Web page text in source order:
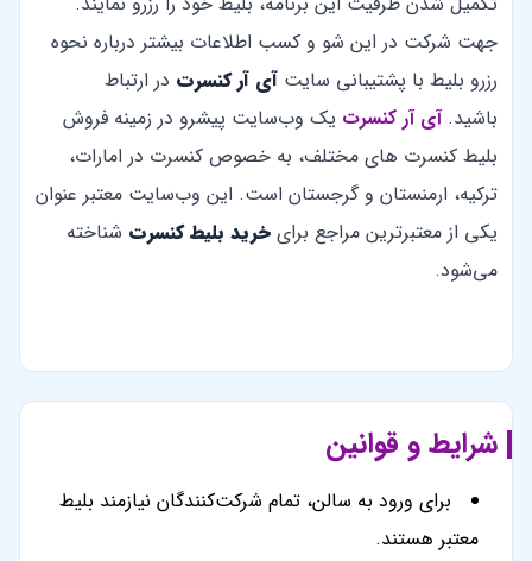
جهت شرکت در این شو و کسب اطلاعات بیشتر درباره نحوه
رزرو بلیط با پشتیبانی سایت آی آر کنسرت در ارتباط
باشید.آی آر کنسرت یک وب‌سایت پیشرو در زمینه فروش
بلیط کنسرت های مختلف، به خصوص کنسرت در امارات،
ترکیه، ارمنستان و گرجستان است. این وب‌سایت معتبر عنوان
یکی از معتبرترین مراجع برای خرید بلیط کنسرت شناخته
می‌شود.
شرایط و قوانین
برای ورود به سالن، تمام شرکت‌کنندگان نیازمند بلیط
معتبر هستند.